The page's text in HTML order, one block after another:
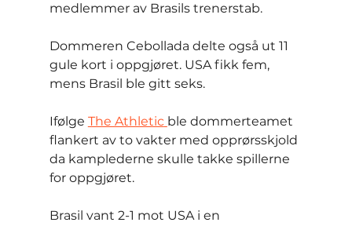
medlemmer av Brasils trenerstab.
Dommeren Cebollada delte også ut 11
gule kort i oppgjøret. USA fikk fem,
mens Brasil ble gitt seks.
Ifølge The Athletic ble dommerteamet
flankert av to vakter med opprørsskjold
da kamplederne skulle takke spillerne
for oppgjøret.
Brasil vant 2-1 mot USA i en